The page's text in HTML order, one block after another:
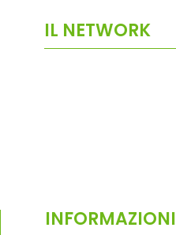
IL NETWORK
INFORMAZIONI